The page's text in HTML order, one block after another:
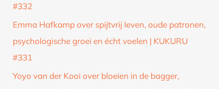
#332
Emma Hafkamp over spijtvrij leven, oude patronen,
psychologische groei en écht voelen | KUKURU
#331
Yoyo van der Kooi over bloeien in de bagger,